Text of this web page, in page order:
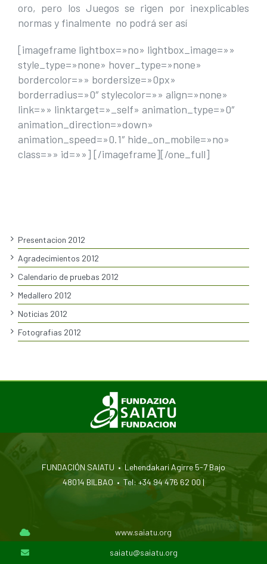
oro, pero los Juegos se rigen por inexplicables
normas y finalmente no podrá ser así
[imageframe lightbox=»no» lightbox_image=»»
style_type=»none» hover_type=»none»
bordercolor=»» bordersize=»0px»
borderradius=»0″ stylecolor=»» align=»none»
link=»» linktarget=»_self» animation_type=»0″
animation_direction=»down»
animation_speed=»0.1″ hide_on_mobile=»no»
class=»» id=»»] [/imageframe][/one_full]
Presentacion 2012
Agradecimientos 2012
Calendario de pruebas 2012
Medallero 2012
Noticias 2012
Fotografias 2012
FUNDACIÓN SAIATU • Lehendakari Agirre 5-7 Bajo
48014 BILBAO • Tel: +34 94 476 62 00 |
www.saiatu.org
saiatu@saiatu.org